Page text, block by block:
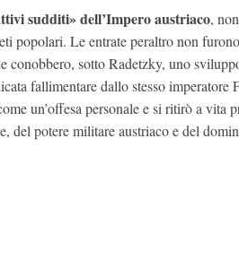
sudditi» dell’Impero austriaco,
popolari. Le entrate peraltro non
conobbero, sotto Radetzky, uno
fallimentare dallo stesso imperatore
un’offesa personale e si ritirò a
del potere militare austriaco e del